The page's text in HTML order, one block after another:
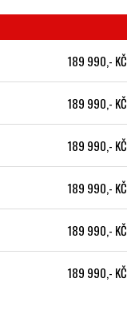
189 990,- KČ
189 990,- KČ
189 990,- KČ
189 990,- KČ
189 990,- KČ
189 990,- KČ